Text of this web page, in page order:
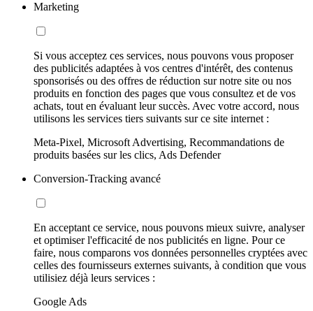
Marketing
Si vous acceptez ces services, nous pouvons vous proposer
des publicités adaptées à vos centres d'intérêt, des contenus
sponsorisés ou des offres de réduction sur notre site ou nos
produits en fonction des pages que vous consultez et de vos
achats, tout en évaluant leur succès. Avec votre accord, nous
utilisons les services tiers suivants sur ce site internet :
Meta-Pixel, Microsoft Advertising, Recommandations de
produits basées sur les clics, Ads Defender
Conversion-Tracking avancé
En acceptant ce service, nous pouvons mieux suivre, analyser
et optimiser l'efficacité de nos publicités en ligne. Pour ce
faire, nous comparons vos données personnelles cryptées avec
celles des fournisseurs externes suivants, à condition que vous
utilisiez déjà leurs services :
Google Ads